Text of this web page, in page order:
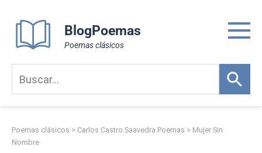
content
BlogPoemas
Poemas clásicos
Poemas clásicos > Carlos Castro Saavedra Poemas > Mujer Sin
Nombre